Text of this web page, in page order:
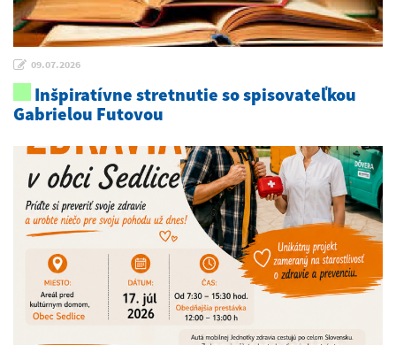
09.07.2026
Inšpiratívne stretnutie so spisovateľkou
Gabrielou Futovou